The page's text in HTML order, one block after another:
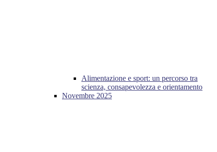
Alimentazione e sport: un percorso tra
scienza, consapevolezza e orientamento
Novembre 2025